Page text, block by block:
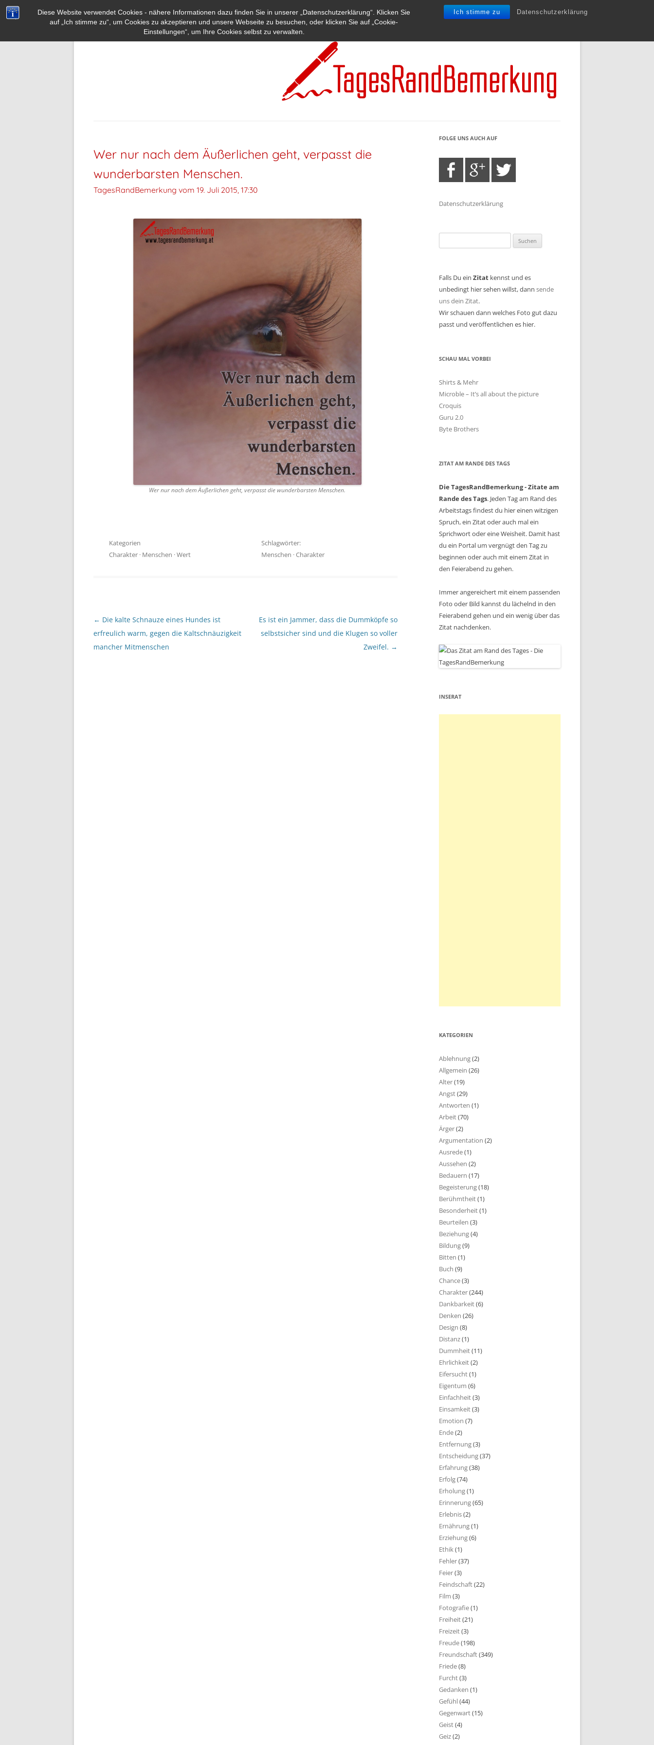
Diese Website verwendet Cookies - nähere Informationen dazu finden Sie in unserer „Datenschutzerklärung“. Klicken Sie
auf „Ich stimme zu“, um Cookies zu akzeptieren und unsere Webseite zu besuchen, oder klicken Sie auf „Cookie-
Einstellungen“, um Ihre Cookies selbst zu verwalten.
Ich stimme zu Datenschutzerklärung
Wer nur nach dem Äußerlichen geht, verpasst die
wunderbarsten Menschen.
TagesRandBemerkung vom 19. Juli 2015, 17:30
Wer nur nach dem Äußerlichen geht, verpasst die wunderbarsten Menschen.
Kategorien
Charakter · Menschen ·Wert
Schlagwörter:
Menschen ·Charakter
Beitragsnavigation
← Die kalte Schnauze eines Hundes ist
erfreulich warm, gegen die Kaltschnäuzigkeit
mancher Mitmenschen
Es ist ein Jammer, dass die Dummköpfe so
selbstsicher sind und die Klugen so voller
Zweifel. →
FOLGE UNS AUCH AUF
Datenschutzerklärung
nach:
Falls Du ein Zitat kennst und es
unbedingt hier sehen willst, dann sende
uns dein Zitat.
Wir schauen dann welches Foto gut dazu
passt und veröffentlichen es hier.
SCHAU MAL VORBEI
Shirts & Mehr
Microble – It’s all about the picture
Croquis
Guru 2.0
Byte Brothers
ZITAT AM RANDE DES TAGS
Die TagesRandBemerkung - Zitate am
Rande des Tags. Jeden Tag am Rand des
Arbeitstags findest du hier einen witzigen
Spruch, ein Zitat oder auch mal ein
Sprichwort oder eine Weisheit. Damit hast
du ein Portal um vergnügt den Tag zu
beginnen oder auch mit einem Zitat in
den Feierabend zu gehen.
Immer angereichert mit einem passenden
Foto oder Bild kannst du lächelnd in den
Feierabend gehen und ein wenig über das
Zitat nachdenken.
INSERAT
KATEGORIEN
Ablehnung(2)
Allgemein (26)
Alter(19)
Angst(29)
Antworten (1)
Arbeit(70)
Ärger(2)
Argumentation (2)
Ausrede(1)
Aussehen (2)
Bedauern (17)
Begeisterung(18)
Berühmtheit(1)
Besonderheit(1)
Beurteilen (3)
Beziehung(4)
Bildung(9)
Bitten (1)
Buch (9)
Chance(3)
Charakter(244)
Dankbarkeit(6)
Denken (26)
Design (8)
Distanz(1)
Dummheit(11)
Ehrlichkeit(2)
Eifersucht(1)
Eigentum (6)
Einfachheit(3)
Einsamkeit(3)
Emotion (7)
Ende(2)
Entfernung(3)
Entscheidung(37)
Erfahrung(38)
Erfolg(74)
Erholung(1)
Erinnerung(65)
Erlebnis(2)
Ernährung(1)
Erziehung(6)
Ethik(1)
Fehler(37)
Feier(3)
Feindschaft(22)
Film (3)
Fotografie(1)
Freiheit(21)
Freizeit(3)
Freude(198)
Freundschaft(349)
Friede(8)
Furcht(3)
Gedanken (1)
Gefühl(44)
Gegenwart(15)
Geist(4)
Geiz(2)